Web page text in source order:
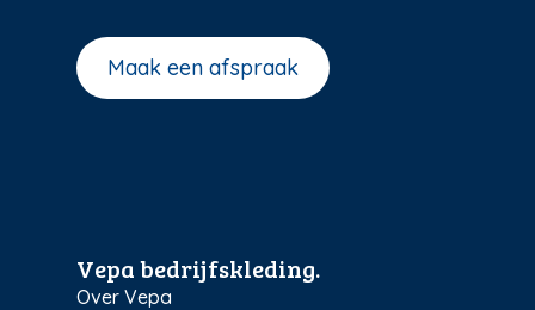
Maak een afspraak
Vepa bedrijfskleding.
Over Vepa